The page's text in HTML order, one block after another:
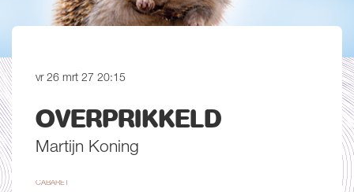
OVERPRIKKELD
Martijn Koning
vr 26 mrt 27 20:15
CABARET